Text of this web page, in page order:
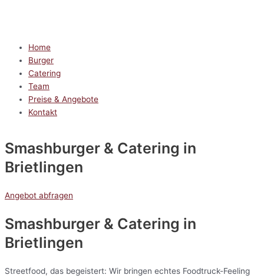
Home
Burger
Catering
Team
Preise & Angebote
Kontakt
Smashburger & Catering in
Brietlingen
Angebot abfragen
Smashburger & Catering in
Brietlingen
Streetfood, das begeistert: Wir bringen echtes Foodtruck-Feeling